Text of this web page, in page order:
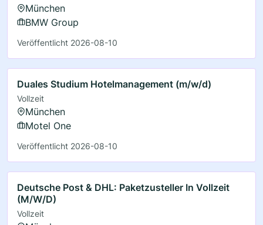
München
BMW Group
Veröffentlicht 2026-08-10
Duales Studium Hotelmanagement (m/w/d)
Vollzeit
München
Motel One
Veröffentlicht 2026-08-10
Deutsche Post & DHL: Paketzusteller In Vollzeit
(M/W/D)
Vollzeit